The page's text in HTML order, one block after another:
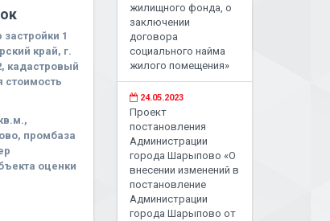
1
край, г.
кадастровый
стоимость
промбаза
оценки
жилищного фонда, о
заключении
договора
социального найма
жилого помещения»
24.05.2023
Проект
постановления
Администрации
города Шарыпово «О
внесении изменений в
постановление
Администрации
города Шарыпово от